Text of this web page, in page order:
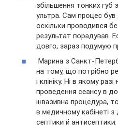
збільшення тонких
ультра. Сам процес
оскільки проводився
результат порадував.
довго, зараз подумую
Марина з Санкт-
на тому, що потрібно
і клініку. Ні в якому
проведення сеансу в
інвазивна процедура,
в медичному кабінеті
септики й антисептики.